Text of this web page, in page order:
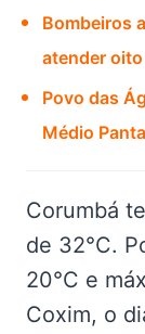
Bombeiros
atender
Povo das
Médio
Corumbá
de 32°C.
20°C e
Coxim, o